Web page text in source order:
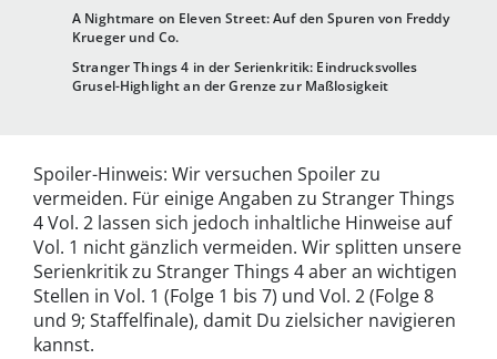
A Nightmare on Eleven Street: Auf den Spuren von Freddy
Krueger und Co.
Stranger Things 4 in der Serienkritik: Eindrucksvolles
Grusel-Highlight an der Grenze zur Maßlosigkeit
Spoiler-Hinweis: Wir versuchen Spoiler zu
vermeiden. Für einige Angaben zu Stranger Things
4 Vol. 2 lassen sich jedoch inhaltliche Hinweise auf
Vol. 1 nicht gänzlich vermeiden. Wir splitten unsere
Serienkritik zu Stranger Things 4 aber an wichtigen
Stellen in Vol. 1 (Folge 1 bis 7) und Vol. 2 (Folge 8
und 9; Staffelfinale), damit Du zielsicher navigieren
kannst.